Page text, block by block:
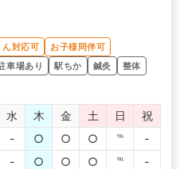
ん対応可
お子様同伴可
車場あり 駅ちか 鍼灸
整体
水 木 金 土 日
祝
- ○ ○ ○ ℡
-
- ○ ○ ○ ℡ -